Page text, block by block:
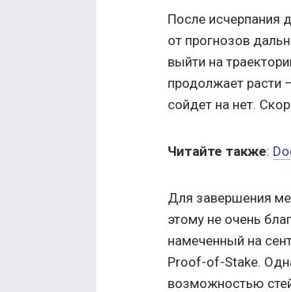
После исчерпания
от прогнозов
выйти на
продолжает расти
сойдет на нет.
Читайте также:
Для завершения
этому не очень
намеченный на
Proof-of-Stake.
возможностью